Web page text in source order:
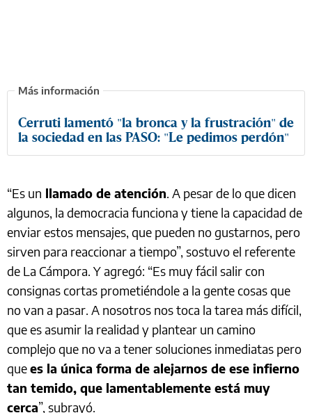
Cerruti lamentó "la bronca y la frustración" de
la sociedad en las PASO: "Le pedimos perdón"
“Es un llamado de atención. A pesar de lo que dicen
algunos, la democracia funciona y tiene la capacidad de
enviar estos mensajes, que pueden no gustarnos, pero
sirven para reaccionar a tiempo”, sostuvo el referente
de La Cámpora. Y agregó: “Es muy fácil salir con
consignas cortas prometiéndole a la gente cosas que
no van a pasar. A nosotros nos toca la tarea más difícil,
que es asumir la realidad y plantear un camino
complejo que no va a tener soluciones inmediatas pero
quees la única forma de alejarnos de ese infierno
tan temido, que lamentablemente está muy
cerca”, subrayó.